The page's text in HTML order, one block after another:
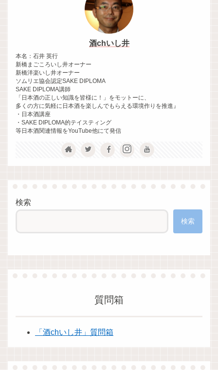
酒chいし井
本名：石井 英行
新橋まごころいし井オーナー
新橋洋楽いし井オーナー
ソムリエ協会認定SAKE DIPLOMA
SAKE DIPLOMA講師
「日本酒の正しい知識を皆様に！」をモットーに、
多くの方に気軽に日本酒を楽しんでもらえる環境作りを推進』
・日本酒講座
・SAKE DIPLOMA的テイスティング
等日本酒関連情報をYouTube他にて発信
検索
検索
質問箱
「酒chいし井」質問箱